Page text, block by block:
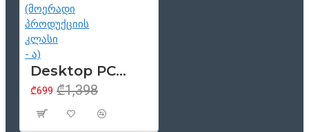
Desktop PC კომპიუტერი HP ProDesk 400 G5 Tower, Intel Core i5 8500 (6 თაობა), 8GB ოპერატიული, 256GB SSD მყარი დისკი, DisplayPort, DVD, Windows 11 Pro (მოერადი პროდუქციის კლასი - ა)
₾699 ₾1,398